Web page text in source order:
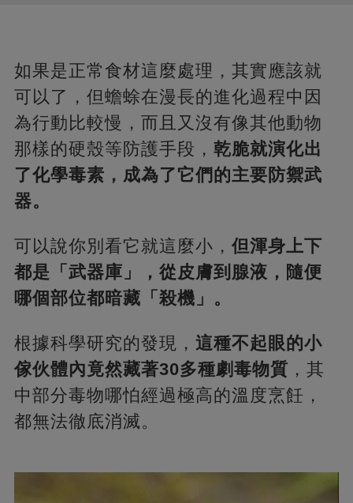
如果是正常食材這麼處理，其實應該就
可以了，但蟾蜍在漫長的進化過程中因
為行動比較慢，而且又沒有像其他動物
那樣的硬殼等防護手段， 乾脆就演化出
了化學毒素，成為了它們的主要防禦武
器。
可以說你別看它就這麼小， 但渾身上下
都是「武器庫」，從皮膚到腺液，隨便
哪個部位都暗藏「殺機」。
根據科學研究的發現， 這種不起眼的小
傢伙體內竟然藏著30多種劇毒物質 ，其
中部分毒物哪怕經過極高的溫度烹飪，
都無法徹底消滅。